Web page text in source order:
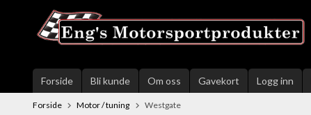
innholdet
Forside Bli kunde Om oss Gavekort Logg inn
Forside Motor / tuning Westgate